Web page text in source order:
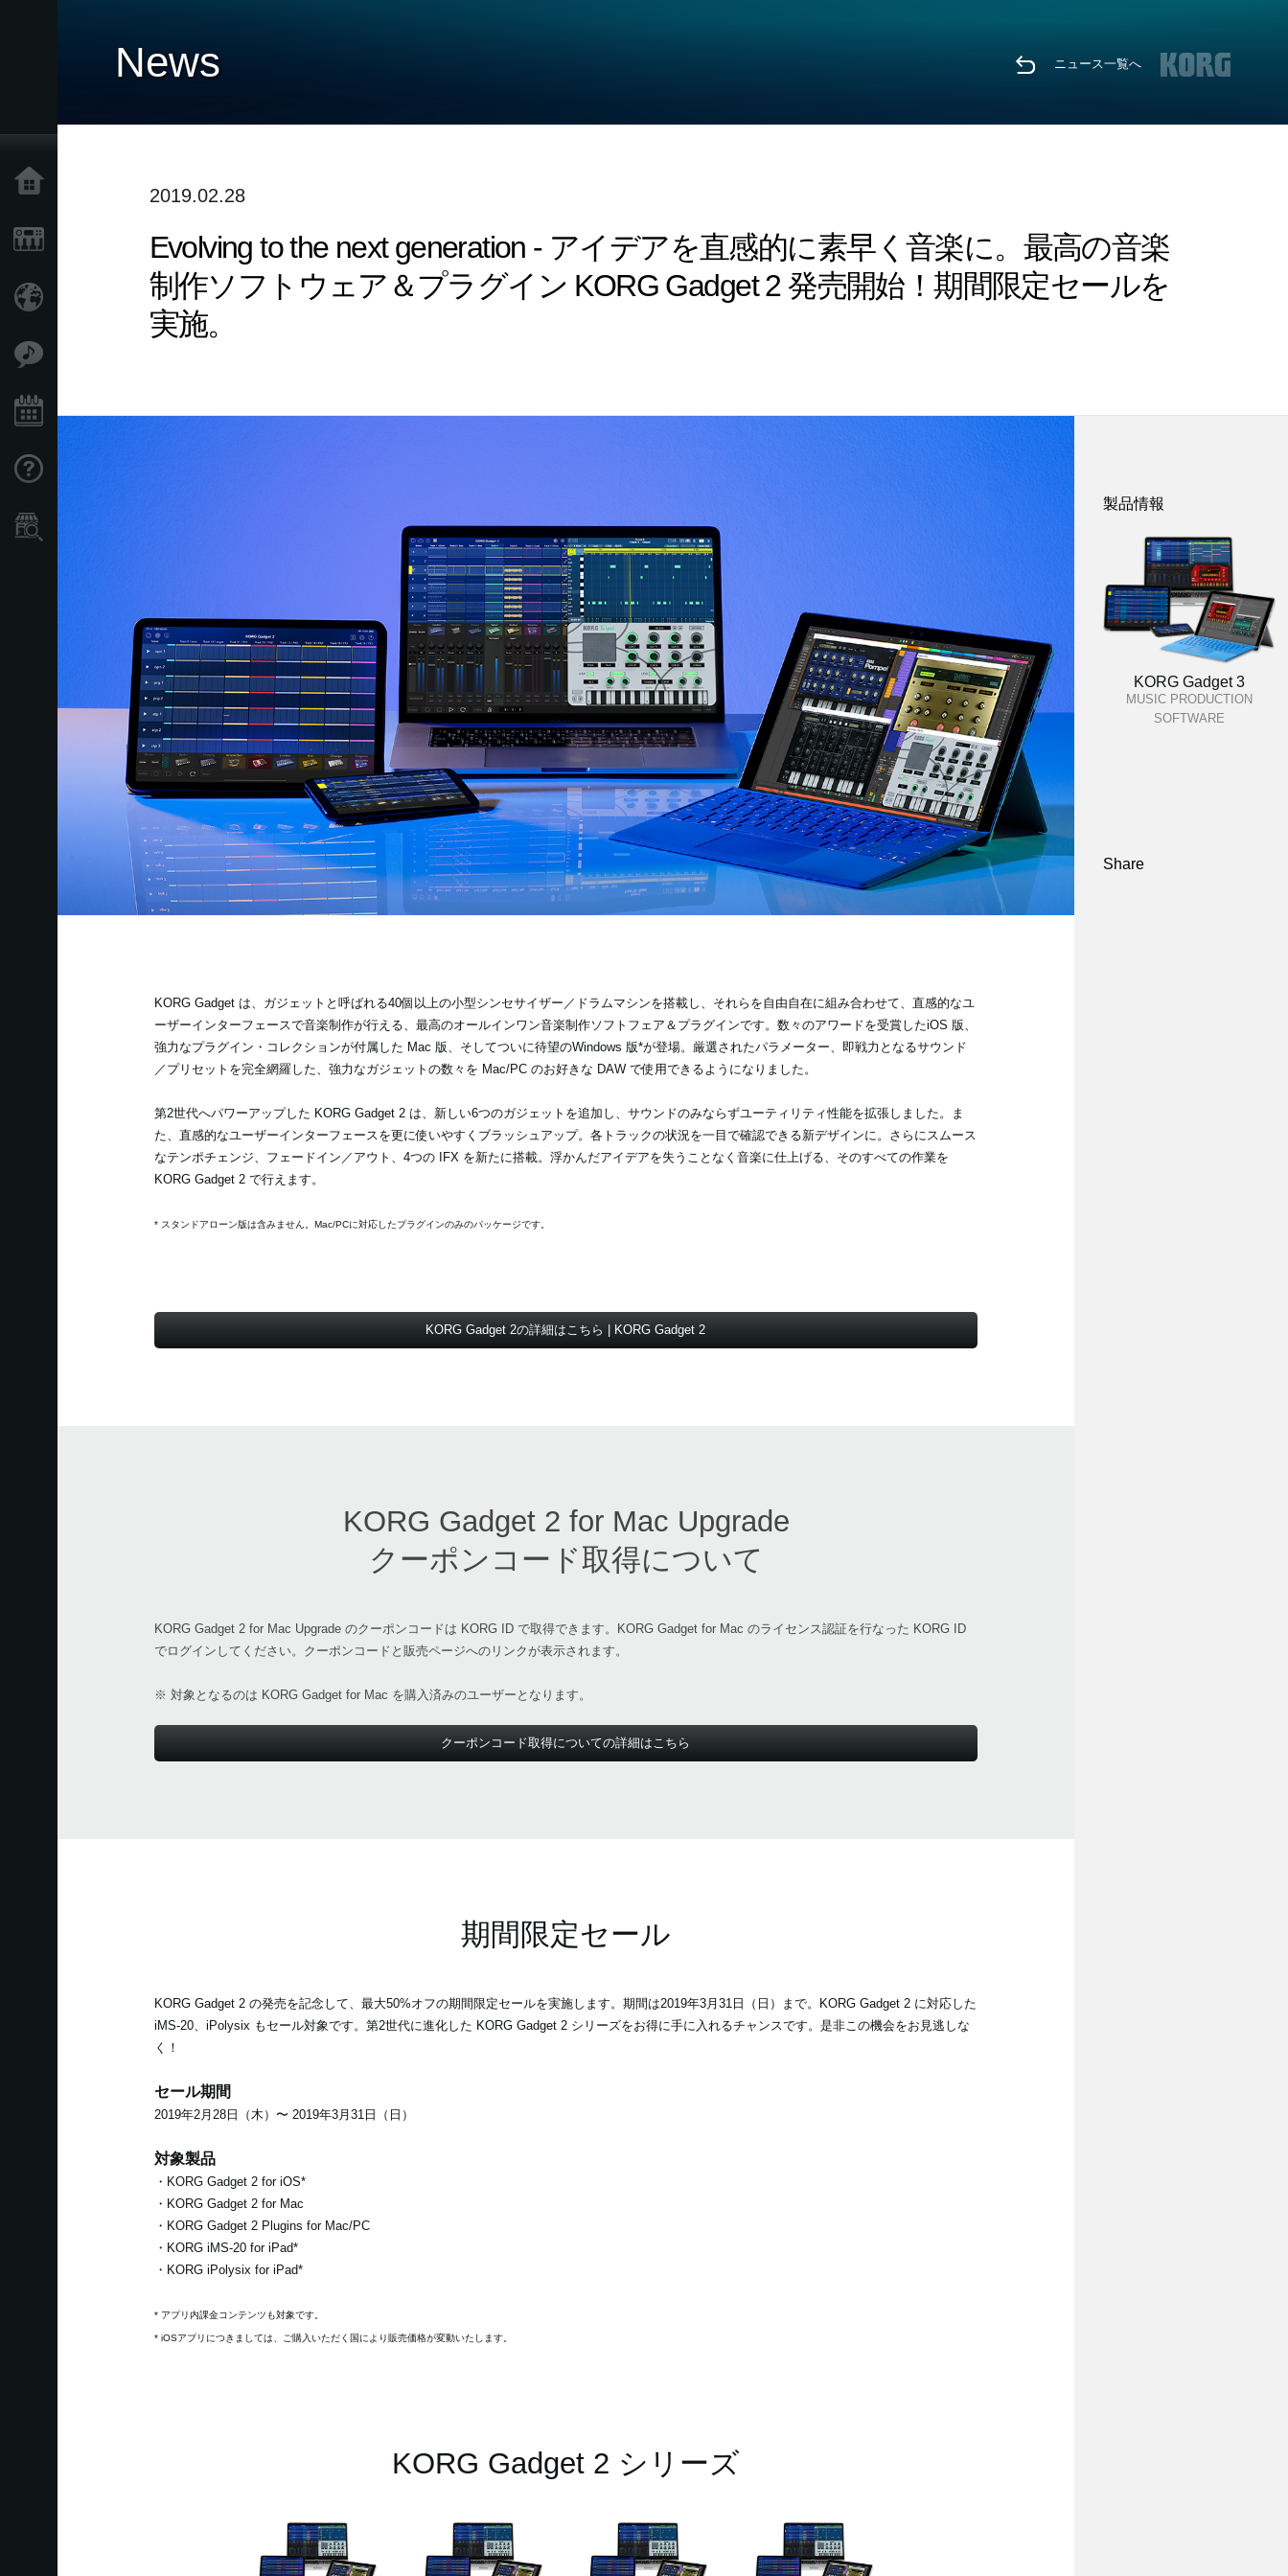
Import Products
Events
News ニュース一覧へ
2019.02.28
Evolving to the next generation - アイデアを直感的に素早く音楽に。最高の音楽
制作ソフトウェア＆プラグイン KORG Gadget 2 発売開始！期間限定セールを
実施。
KORG Gadget は、ガジェットと呼ばれる40個以上の小型シンセサイザー／ドラムマシンを搭載し、それらを自由自在に組み合わせて、直感的なユ
ーザーインターフェースで音楽制作が行える、最高のオールインワン音楽制作ソフトフェア＆プラグインです。数々のアワードを受賞したiOS 版、
強力なプラグイン・コレクションが付属した Mac 版、そしてついに待望のWindows 版*が登場。厳選されたパラメーター、即戦力となるサウンド
／プリセットを完全網羅した、強力なガジェットの数々を Mac/PC のお好きな DAW で使用できるようになりました。
第2世代へパワーアップした KORG Gadget 2 は、新しい6つのガジェットを追加し、サウンドのみならずユーティリティ性能を拡張しました。ま
た、直感的なユーザーインターフェースを更に使いやすくブラッシュアップ。各トラックの状況を一目で確認できる新デザインに。さらにスムース
なテンポチェンジ、フェードイン／アウト、4つの IFX を新たに搭載。浮かんだアイデアを失うことなく音楽に仕上げる、そのすべての作業を
KORG Gadget 2 で行えます。
* スタンドアローン版は含みません。Mac/PCに対応したプラグインのみのパッケージです。
KORG Gadget 2の詳細はこちら | KORG Gadget 2
KORG Gadget 2 for Mac Upgrade
クーポンコード取得について
KORG Gadget 2 for Mac Upgrade のクーポンコードは KORG ID で取得できます。KORG Gadget for Mac のライセンス認証を行なった KORG ID
でログインしてください。クーポンコードと販売ページへのリンクが表示されます。
※ 対象となるのは KORG Gadget for Mac を購入済みのユーザーとなります。
クーポンコード取得についての詳細はこちら
期間限定セール
KORG Gadget 2 の発売を記念して、最大50%オフの期間限定セールを実施します。期間は2019年3月31日（日）まで。KORG Gadget 2 に対応した
iMS-20、iPolysix もセール対象です。第2世代に進化した KORG Gadget 2 シリーズをお得に手に入れるチャンスです。是非この機会をお見逃しな
く！
セール期間
2019年2月28日（木）〜 2019年3月31日（日）
対象製品
・KORG Gadget 2 for iOS*
・KORG Gadget 2 for Mac
・KORG Gadget 2 Plugins for Mac/PC
・KORG iMS-20 for iPad*
・KORG iPolysix for iPad*
* アプリ内課金コンテンツも対象です。
* iOSアプリにつきましては、ご購入いただく国により販売価格が変動いたします。
KORG Gadget 2 シリーズ
製品情報
KORG Gadget 3
MUSIC PRODUCTION
SOFTWARE
Share